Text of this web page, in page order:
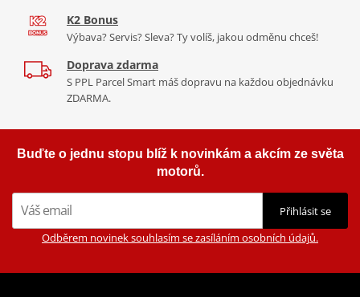
K2 Bonus
Výbava? Servis? Sleva? Ty volíš, jakou odměnu chceš!
Doprava zdarma
S PPL Parcel Smart máš dopravu na každou objednávku
ZDARMA.
Buďte o jednu stopu blíž k novinkám a akcím ze světa
motorů.
Přihlásit se
Odběrem novinek souhlasím se zasíláním osobních údajů.